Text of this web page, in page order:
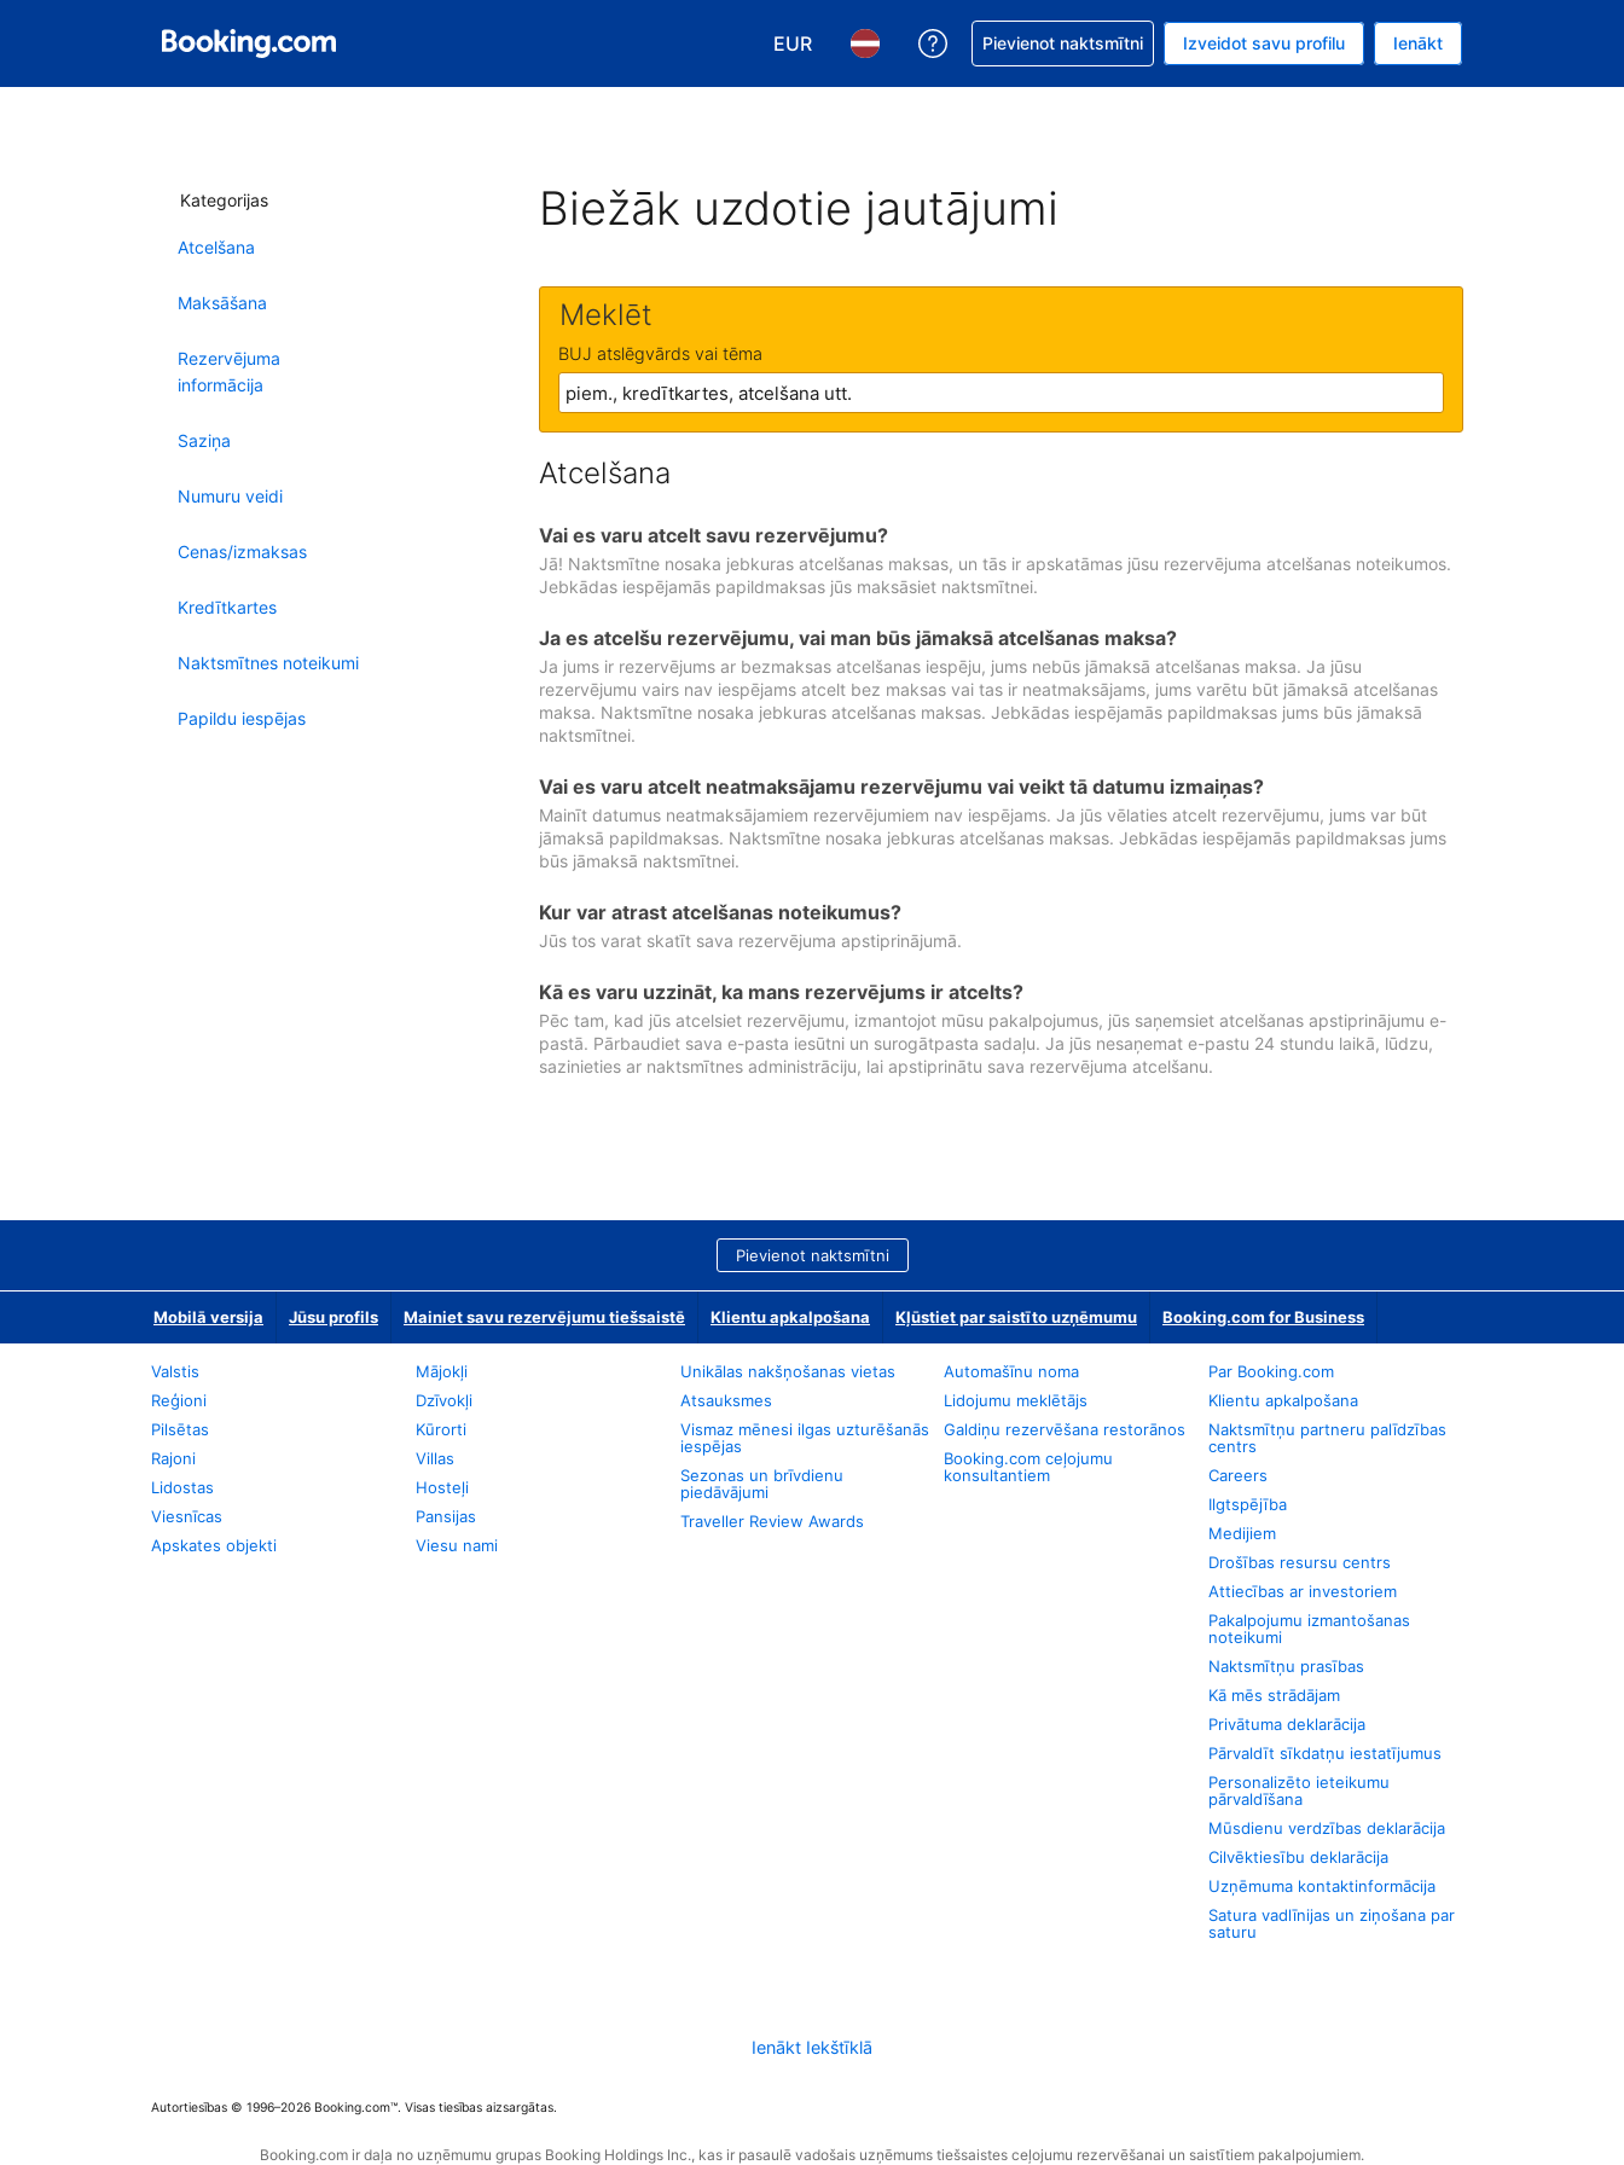
EUR
Izvēlēties valūtu. Jūsu pašreizējā valūta ir Eiro.
Izvēlēties valodu. Jūsu pašreizējā valoda ir Latviski.
Saņemiet palīdzību saistībā ar savu rezervējumu.
Pievienot naktsmītni Izveidot savu profilu Ienākt
Kategorijas
Atcelšana
Maksāšana
Rezervējuma
informācija
Saziņa
Numuru veidi
Cenas/izmaksas
Kredītkartes
Naktsmītnes noteikumi
Papildu iespējas
Biežāk uzdotie jautājumi
Meklēt
BUJ atslēgvārds vai tēma
Atcelšana
Vai es varu atcelt savu rezervējumu?
Jā! Naktsmītne nosaka jebkuras atcelšanas maksas, un tās ir apskatāmas jūsu rezervējuma atcelšanas noteikumos.
Jebkādas iespējamās papildmaksas jūs maksāsiet naktsmītnei.
Ja es atcelšu rezervējumu, vai man būs jāmaksā atcelšanas maksa?
Ja jums ir rezervējums ar bezmaksas atcelšanas iespēju, jums nebūs jāmaksā atcelšanas maksa. Ja jūsu
rezervējumu vairs nav iespējams atcelt bez maksas vai tas ir neatmaksājams, jums varētu būt jāmaksā atcelšanas
maksa. Naktsmītne nosaka jebkuras atcelšanas maksas. Jebkādas iespējamās papildmaksas jums būs jāmaksā
naktsmītnei.
Vai es varu atcelt neatmaksājamu rezervējumu vai veikt tā datumu izmaiņas?
Mainīt datumus neatmaksājamiem rezervējumiem nav iespējams. Ja jūs vēlaties atcelt rezervējumu, jums var būt
jāmaksā papildmaksas. Naktsmītne nosaka jebkuras atcelšanas maksas. Jebkādas iespējamās papildmaksas jums
būs jāmaksā naktsmītnei.
Kur var atrast atcelšanas noteikumus?
Jūs tos varat skatīt sava rezervējuma apstiprinājumā.
Kā es varu uzzināt, ka mans rezervējums ir atcelts?
Pēc tam, kad jūs atcelsiet rezervējumu, izmantojot mūsu pakalpojumus, jūs saņemsiet atcelšanas apstiprinājumu e-
pastā. Pārbaudiet sava e-pasta iesūtni un surogātpasta sadaļu. Ja jūs nesaņemat e-pastu 24 stundu laikā, lūdzu,
sazinieties ar naktsmītnes administrāciju, lai apstiprinātu sava rezervējuma atcelšanu.
Pievienot naktsmītni
Mobilā versija Jūsu profils Mainiet savu rezervējumu tiešsaistē Klientu apkalpošana Kļūstiet par saistīto uzņēmumu Booking.com for Business
Valstis
Reģioni
Pilsētas
Rajoni
Lidostas
Viesnīcas
Apskates objekti
Mājokļi
Dzīvokļi
Kūrorti
Villas
Hosteļi
Pansijas
Viesu nami
Unikālas nakšņošanas vietas
Atsauksmes
Vismaz mēnesi ilgas uzturēšanās
iespējas
Sezonas un brīvdienu
piedāvājumi
Traveller Review Awards
Automašīnu noma
Lidojumu meklētājs
Galdiņu rezervēšana restorānos
Booking.com ceļojumu
konsultantiem
Par Booking.com
Klientu apkalpošana
Naktsmītņu partneru palīdzības
centrs
Careers
Ilgtspējība
Medijiem
Drošības resursu centrs
Attiecības ar investoriem
Pakalpojumu izmantošanas
noteikumi
Naktsmītņu prasības
Kā mēs strādājam
Privātuma deklarācija
Pārvaldīt sīkdatņu iestatījumus
Personalizēto ieteikumu
pārvaldīšana
Mūsdienu verdzības deklarācija
Cilvēktiesību deklarācija
Uzņēmuma kontaktinformācija
Satura vadlīnijas un ziņošana par
saturu
Ienākt Iekštīklā
Autortiesības © 1996–2026 Booking.com™. Visas tiesības aizsargātas.
Booking.com ir daļa no uzņēmumu grupas Booking Holdings Inc., kas ir pasaulē vadošais uzņēmums tiešsaistes ceļojumu rezervēšanai un saistītiem pakalpojumiem.